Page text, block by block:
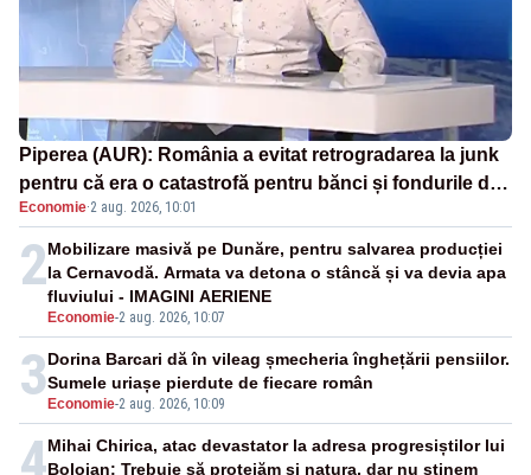
Piperea (AUR): România a evitat retrogradarea la junk
pentru că era o catastrofă pentru bănci și fondurile de
pensii
Economie·2 aug. 2026, 10:01
2
Economie-2 aug. 2026, 10:07
Mobilizare masivă pe Dunăre, pentru salvarea producției
la Cernavodă. Armata va detona o stâncă și va devia apa
fluviului - IMAGINI AERIENE
3 Economie-2 aug. 2026, 10:09
Dorina Barcari dă în vileag șmecheria înghețării pensiilor.
Sumele uriașe pierdute de fiecare român
4Mihai Chirica, atac devastator la adresa progresiștilor lui
Bolojan: Trebuie să protejăm și natura, dar nu șținem